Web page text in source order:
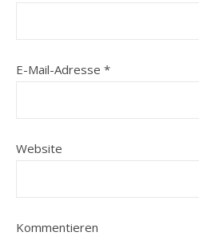
E-Mail-Adresse *
Website
Kommentieren